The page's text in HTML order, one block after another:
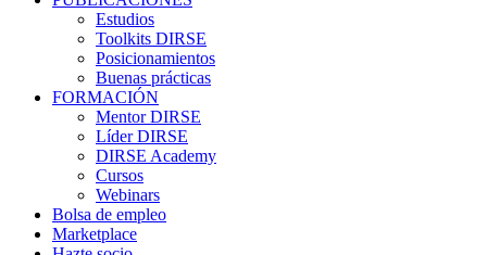
Estudios
Toolkits DIRSE
Posicionamientos
Buenas prácticas
FORMACIÓN
Mentor DIRSE
Líder DIRSE
DIRSE Academy
Cursos
Webinars
Bolsa de empleo
Marketplace